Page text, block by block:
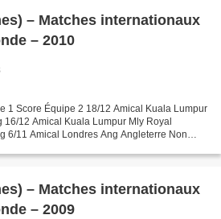
– Matches internationaux
– 2010
1 Score Équipe 2 18/12 Amical Kuala Lumpur
12 Amical Kuala Lumpur Mly Royal
6/11 Amical Londres Ang Angleterre Non
– Matches internationaux
– 2009